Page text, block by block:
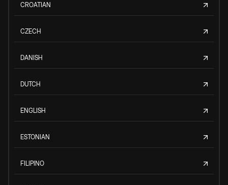
CROATIAN
CZECH
DANISH
DUTCH
ENGLISH
ESTONIAN
FILIPINO